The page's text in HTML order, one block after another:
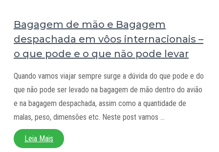
Bagagem de mão e Bagagem
despachada em vôos internacionais –
o que pode e o que não pode levar
Quando vamos viajar sempre surge a dúvida do que pode e do
que não pode ser levado na bagagem de mão dentro do avião
e na bagagem despachada, assim como a quantidade de
malas, peso, dimensões etc. Neste post vamos …
Leia Mais